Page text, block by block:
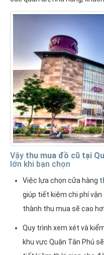
Vậy thu mua đồ cũ tại
lớn khi bạn chọn
Việc lựa chọn cửa hàng
giúp tiết kiệm chi phí vận
thành thu mua sẽ cao
Quy trình xem xét và
khu vực Quận Tân Phú